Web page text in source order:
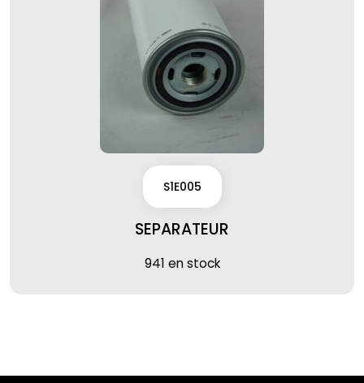
S1E005
SEPARATEUR
941 en stock